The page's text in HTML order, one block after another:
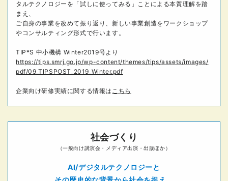
タルテクノロジーを「試しに使ってみる」ことによる本質理解を踏
まえ、
ご自身の事業を改めて振り返り、新しい事業創造をワークショップ
やコンサルティング形式で行います。
TIP*S 中小機構 Winter2019号より
https://tips.smrj.go.jp/wp-content/themes/tips/assets/images/
pdf/09_TIPSPOST_2019_Winter.pdf
企業向け研修実績に関する情報は こちら
社会づくり
（一般向け講演会・メディア出演・出版ほか）
AI/デジタルテクノロジーと